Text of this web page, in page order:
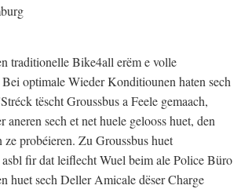
traditionelle Bike4all erëm e volle
optimale Wieder Konditiounen haten sech
tëscht Groussbus a Feele gemaach,
aneren sech et net huele gelooss huet, den
probéieren. Zu Groussbus huet
fir dat leiflecht Wuel beim ale Police Büro
huet sech Deller Amicale dëser Charge